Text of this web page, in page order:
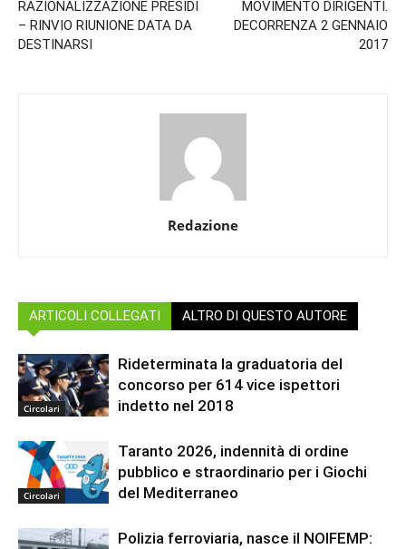
RAZIONALIZZAZIONE PRESIDI
– RINVIO RIUNIONE DATA DA
DESTINARSI
MOVIMENTO DIRIGENTI.
DECORRENZA 2 GENNAIO
2017
Redazione
ARTICOLI COLLEGATI ALTRO DI QUESTO AUTORE
Circolari
Rideterminata la graduatoria del
concorso per 614 vice ispettori
indetto nel 2018
Circolari
Taranto 2026, indennità di ordine
pubblico e straordinario per i Giochi
del Mediterraneo
Polizia ferroviaria, nasce il NOIFEMP: